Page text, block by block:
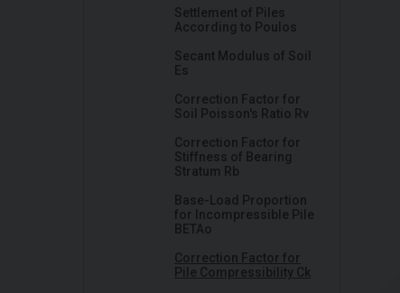
Settlement of Piles
According to Poulos
Secant Modulus of Soil
Es
Correction Factor for
Soil Poisson's Ratio Rv
Correction Factor for
Stiffness of Bearing
Stratum Rb
Base-Load Proportion
for Incompressible Pile
BETAo
Correction Factor for
Pile Compressibility Ck